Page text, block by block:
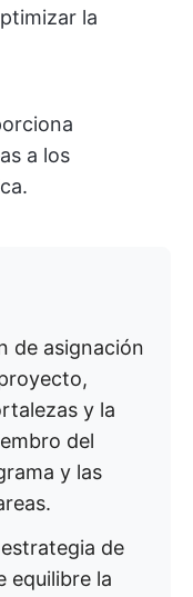
la
a los
de asignación
y la
del
y las
de
equilibre la